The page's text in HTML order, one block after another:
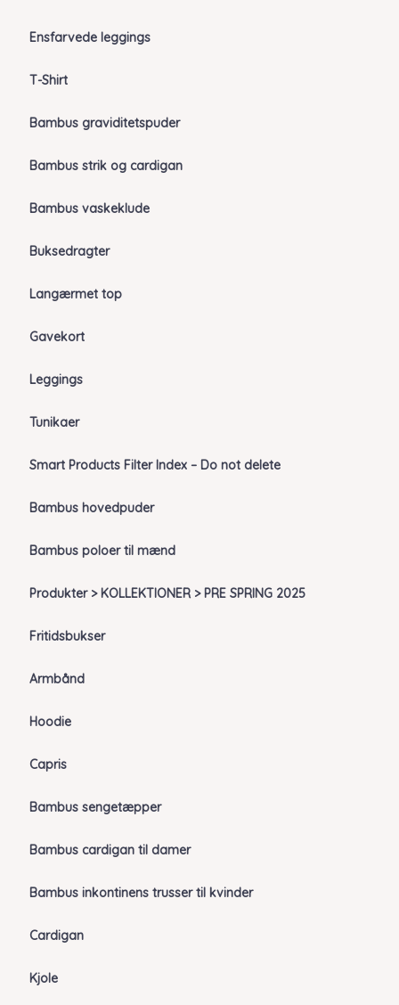
Ensfarvede leggings
T-Shirt
Bambus graviditetspuder
Bambus strik og cardigan
Bambus vaskeklude
Buksedragter
Langærmet top
Gavekort
Leggings
Tunikaer
Smart Products Filter Index – Do not delete
Bambus hovedpuder
Bambus poloer til mænd
Produkter > KOLLEKTIONER > PRE SPRING 2025
Fritidsbukser
Armbånd
Hoodie
Capris
Bambus sengetæpper
Bambus cardigan til damer
Bambus inkontinens trusser til kvinder
Cardigan
Kjole